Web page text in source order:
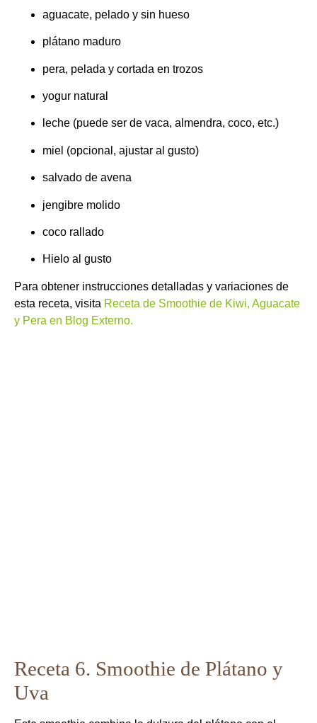
aguacate, pelado y sin hueso
plátano maduro
pera, pelada y cortada en trozos
yogur natural
leche (puede ser de vaca, almendra, coco, etc.)
miel (opcional, ajustar al gusto)
salvado de avena
jengibre molido
coco rallado
Hielo al gusto
Para obtener instrucciones detalladas y variaciones de
esta receta, visita Receta de Smoothie de Kiwi, Aguacate
y Pera en Blog Externo.
Receta 6. Smoothie de Plátano y
Uva